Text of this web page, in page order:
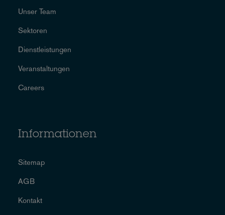
Unser Team
Sektoren
Dienstleistungen
Veranstaltungen
Careers
Informationen
Sitemap
AGB
Kontakt